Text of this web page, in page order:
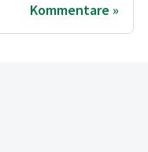
Kommentare